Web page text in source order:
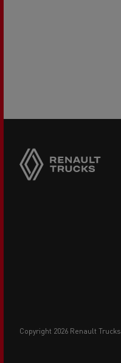
copyright 2026 Renault Trucks